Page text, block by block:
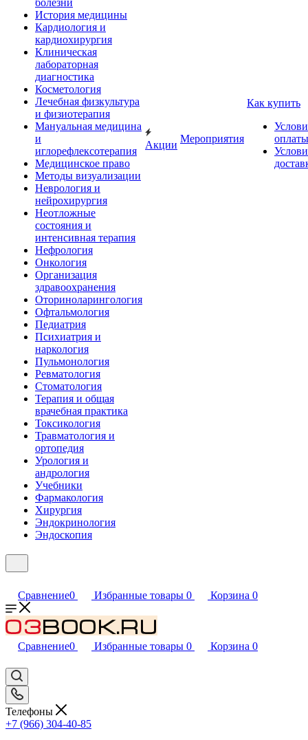
болезни
История медицины
Кардиология и
кардиохирургия
Клиническая
лабораторная
диагностика
Косметология
Лечебная физкультура
и физиотерапия
Мануальная медицина
и
иглорефлексотерапия
Медицинское право
Методы визуализации
Неврология и
нейрохирургия
Неотложные
состояния и
интенсивная терапия
Нефрология
Онкология
Организация
здравоохранения
Оториноларингология
Офтальмология
Педиатрия
Психиатрия и
наркология
Пульмонология
Ревматология
Стоматология
Терапия и общая
врачебная практика
Токсикология
Травматология и
ортопедия
Урология и
андрология
Учебники
Фармакология
Хирургия
Эндокринология
Эндоскопия
Акции
Мероприятия
Как купить
оплаты
Сравнение0 Избранные товары 0 Корзина 0
Сравнение0 Избранные товары 0 Корзина 0
Телефоны
+7 (966) 304-40-85